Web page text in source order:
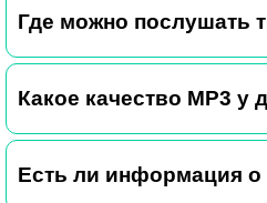
Где можно послушать
Какое качество MP3 у
Есть ли информация о